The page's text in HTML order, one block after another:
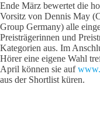
Ende März bewertet die
Vorsitz von Dennis May
Group Germany) alle
Preisträgerinnen und
Kategorien aus. Im
Hörer eine eigene Wahl
April können sie auf
aus der Shortlist küren.